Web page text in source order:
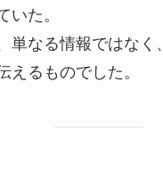
いた。
単なる情報ではなく
えるものでした。